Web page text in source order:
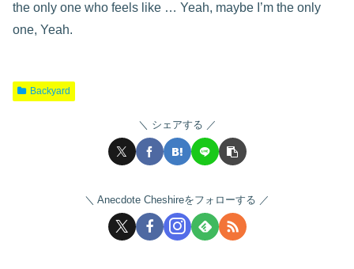
the only one who feels like … Yeah, maybe I’m the only
one, Yeah.
Backyard
シェアする
Anecdote Cheshireをフォローする